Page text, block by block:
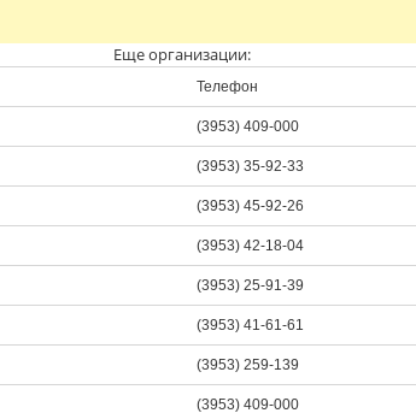
Еще организации:
Телефон
(3953) 409-000
(3953) 35-92-33
(3953) 45-92-26
(3953) 42-18-04
(3953) 25-91-39
(3953) 41-61-61
(3953) 259-139
(3953) 409-000